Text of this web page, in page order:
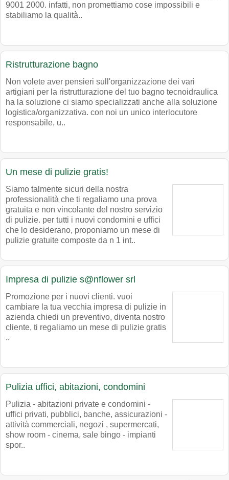
9001 2000. infatti, non promettiamo cose impossibili e
stabiliamo la qualità..
Ristrutturazione bagno
Non volete aver pensieri sull'organizzazione dei vari
artigiani per la ristrutturazione del tuo bagno tecnoidraulica
ha la soluzione ci siamo specializzati anche alla soluzione
logistica/organizzativa. con noi un unico interlocutore
responsabile, u..
Un mese di pulizie gratis!
Siamo talmente sicuri della nostra
professionalità che ti regaliamo una prova
gratuita e non vincolante del nostro servizio
di pulizie. per tutti i nuovi condomini e uffici
che lo desiderano, proponiamo un mese di
pulizie gratuite composte da n 1 int..
Impresa di pulizie s@nflower srl
Promozione per i nuovi clienti. vuoi
cambiare la tua vecchia impresa di pulizie in
azienda chiedi un preventivo, diventa nostro
cliente, ti regaliamo un mese di pulizie gratis
..
Pulizia uffici, abitazioni, condomini
Pulizia - abitazioni private e condomini -
uffici privati, pubblici, banche, assicurazioni -
attività commerciali, negozi , supermercati,
show room - cinema, sale bingo - impianti
spor..